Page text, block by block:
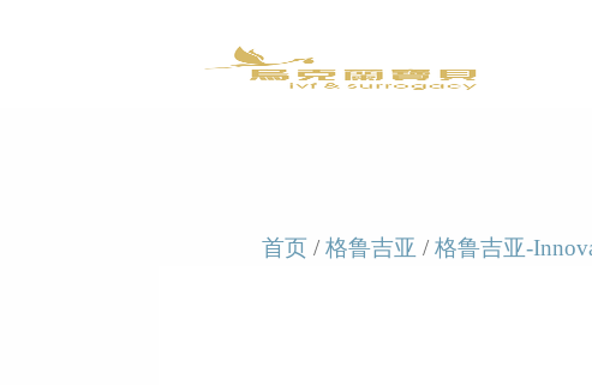
首页 / 格鲁吉亚 / 格鲁吉亚-